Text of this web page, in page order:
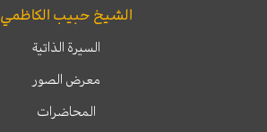
الشيخ حبيب الكاظمي
السيرة الذاتية
معرض الصور
المحاضرات